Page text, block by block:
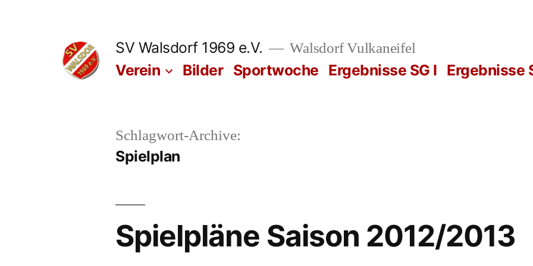
SV Walsdorf 1969 e.V. Walsdorf Vulkaneifel
Verein Bilder Sportwoche Ergebnisse SG I Ergebnisse
Schlagwort-Archive:
Spielplan
Spielpläne Saison 2012/2013